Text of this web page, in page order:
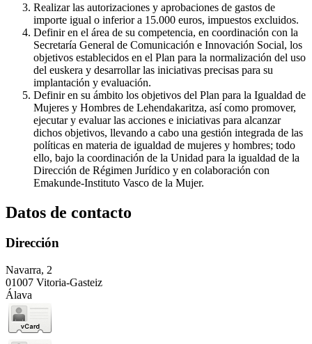
Realizar las autorizaciones y aprobaciones de gastos de
importe igual o inferior a 15.000 euros, impuestos excluidos.
Definir en el área de su competencia, en coordinación con la
Secretaría General de Comunicación e Innovación Social, los
objetivos establecidos en el Plan para la normalización del uso
del euskera y desarrollar las iniciativas precisas para su
implantación y evaluación.
Definir en su ámbito los objetivos del Plan para la Igualdad de
Mujeres y Hombres de Lehendakaritza, así como promover,
ejecutar y evaluar las acciones e iniciativas para alcanzar
dichos objetivos, llevando a cabo una gestión integrada de las
políticas en materia de igualdad de mujeres y hombres; todo
ello, bajo la coordinación de la Unidad para la igualdad de la
Dirección de Régimen Jurídico y en colaboración con
Emakunde-Instituto Vasco de la Mujer.
Datos de contacto
Dirección
Navarra, 2
01007 Vitoria-Gasteiz
Álava